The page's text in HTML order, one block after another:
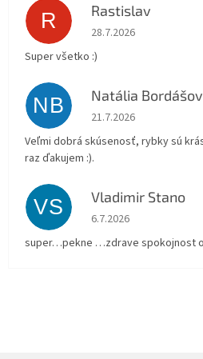
R Rastislav
Hodnotenie obchodu je
28.7.2026
Super všetko :)
NB Natália
Hodnotenie obchodu je
21.7.2026
Veľmi dobrá skúsenosť, rybky sú
raz ďakujem :).
VS Vladimir Stano
Hodnotenie obchodu je
6.7.2026
super…pekne …zdrave spokojnost